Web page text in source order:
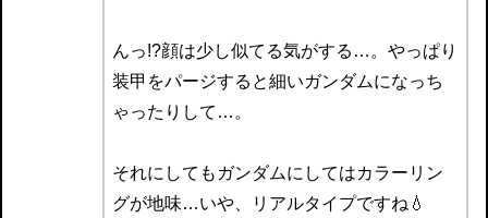
んっ!?顔は少し似てる気がする…。やっぱり
装甲をパージすると細いガンダムになっち
ゃったりして…。
それにしてもガンダムにしてはカラーリン
グが地味…いや、リアルタイプですね💧